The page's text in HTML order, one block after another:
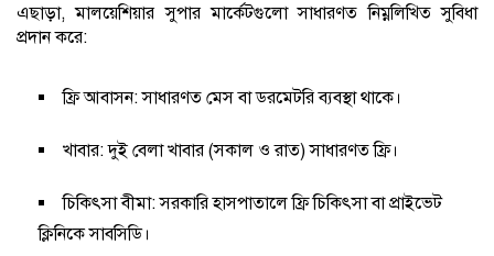
এছাড়া, মালয়েশিয়ার সুপার মার্কেটগুলো সাধারণত নিম্নলিখিত সুবিধা
প্রদান করে:
ফ্রি আবাসন: সাধারণত মেস বা ডরমেটরি ব্যবস্থা থাকে।
খাবার: দুই বেলা খাবার (সকাল ও রাত) সাধারণত ফ্রি।
চিকিৎসা বীমা: সরকারি হাসপাতালে ফ্রি চিকিৎসা বা প্রাইভেট
ক্লিনিকে সাবসিডি।